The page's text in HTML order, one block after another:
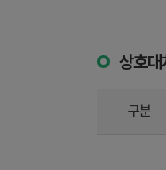
상호
구분